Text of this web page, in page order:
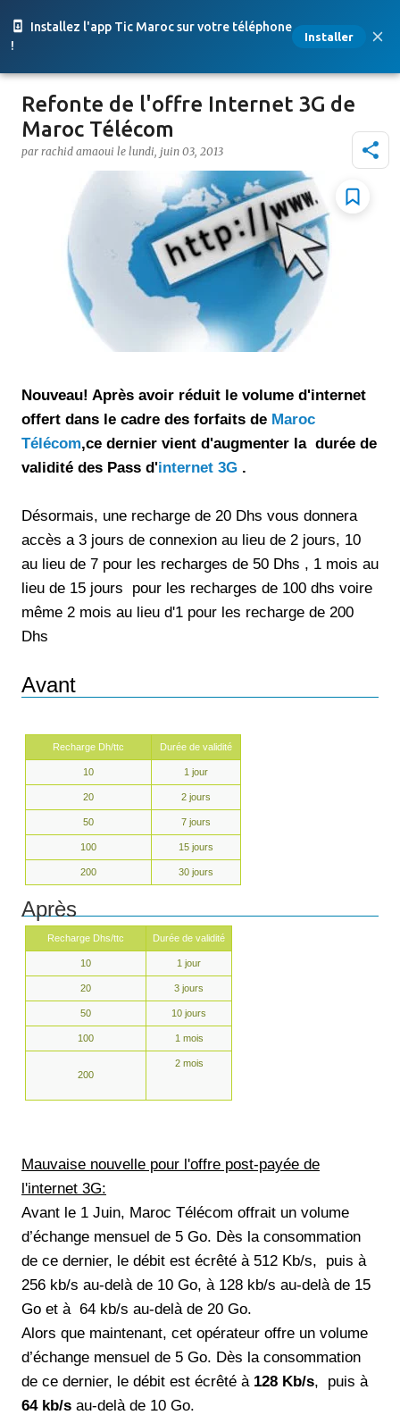
Installez l'app Tic Maroc sur votre téléphone
!
Installer
Accéder au contenu principal
Refonte de l'offre Internet 3G de
Maroc Télécom
par rachid amaoui le lundi, juin 03, 2013
Nouveau! Après avoir réduit le volume d'internet
offert dans le cadre des forfaits de Maroc
Télécom,ce dernier vient d'augmenter la durée de
validité des Pass d'internet 3G .
Désormais, une recharge de 20 Dhs vous donnera
accès a 3 jours de connexion au lieu de 2 jours, 10
au lieu de 7 pour les recharges de 50 Dhs , 1 mois au
lieu de 15 jours pour les recharges de 100 dhs voire
même 2 mois au lieu d'1 pour les recharge de 200
Dhs
Avant
Recharge Dh/ttc Durée de validité
10 1 jour
20 2 jours
50 7 jours
100 15 jours
200 30 jours
Après
Recharge Dhs/ttc Durée de validité
10 1 jour
20 3 jours
50 10 jours
100 1 mois
200
2 mois
Mauvaise nouvelle pour l'offre post-payée de
l'internet 3G:
Avant le 1 Juin, Maroc Télécom offrait un volume
d’échange mensuel de 5 Go. Dès la consommation
de ce dernier, le débit est écrêté à 512 Kb/s, puis à
256 kb/s au-delà de 10 Go, à 128 kb/s au-delà de 15
Go et à 64 kb/s au-delà de 20 Go.
Alors que maintenant, cet opérateur offre un volume
d’échange mensuel de 5 Go. Dès la consommation
de ce dernier, le débit est écrêté à 128 Kb/s, puis à
64 kb/s au-delà de 10 Go.